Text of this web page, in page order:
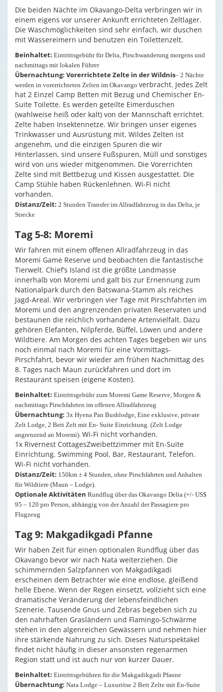
Die beiden Nächte im Okavango-Delta verbringen wir in
einem eigens vor unserer Ankunft errichteten Zeltlager.
Die Waschmöglichkeiten sind sehr einfach, wir duschen
mit Wassereimern und benutzen ein Toilettenzelt.
Beinhaltet: Eintrittsgebühr für Delta, Pirschwanderung morgens und
nachmittags mit lokalen Führer
Übernachtung: Vorerrichtete Zelte in der Wildnis– 2 Nächte
werden in vorerrichteten Zelten im Okavango verbracht. Jedes Zelt
hat 2 Einzel Camp Betten mit Bezug und Chemischer En-
Suite Toilette. Es werden geteilte Eimerduschen
(wahlweise heiß oder kalt) von der Mannschaft errichtet.
Zelte haben Insektennetze. Wir bringen unser eigenes
Trinkwasser und Ausrüstung mit. Wildes Zelten ist
angenehm, und die einzigen Spuren die wir
Hinterlassen, sind unsere Fußspuren, Müll und sonstiges
wird von uns wieder mitgenommen. Die Vorerrichten
Zelte sind mit Bettbezug und Kissen ausgestattet. Die
Camp Stühle haben Rückenlehnen. Wi-Fi nicht
vorhanden.
Distanz/Zeit: 2 Stunden Transfer im Allradfahrzeug in das Delta, je
Strecke
Tag 5-8: Moremi
Wir fahren mit einem offenen Allradfahrzeug in das
Moremi Game Reserve und beobachten die fantastische
Tierwelt. Chief’s Island ist die größte Landmasse
innerhalb von Moremi und galt bis zur Ernennung zum
Nationalpark durch den Batswana-Stamm als reiches
Jagd-Areal. Wir verbringen vier Tage mit Pirschfahrten im
Moremi und den angrenzenden privaten Reservaten und
bestaunen die reichlich vorhandene Artenvielfalt. Dazu
gehören Elefanten, Nilpferde, Büffel, Löwen und andere
Wildtiere. Am Morgen des achten Tages begeben wir uns
noch einmal nach Moremi für eine Vormittags-
Pirschfahrt, bevor wir wieder am frühen Nachmittag des
8. Tages nach Maun zurückfahren und dort im
Restaurant speisen (eigene Kosten).
Beinhaltet: Eintrittsgebühr zum Moremi Game Reserve, Morgen &
nachmittags Pirschfahrten im offenen Allradfahrzeug
Übernachtung: 3x Hyena Pan Bushlodge, Eine exklusive, private
Zelt Lodge, 2 Bett Zelt mit En- Suite Einrichtung. (Zelt Lodge
angrenzend an Moremi). Wi-Fi nicht vorhanden.
1x Rivernest CottagesZweibettzimmer mit En-Suite
Einrichtung. Swimming Pool, Bar, Restaurant, Telefon.
Wi-Fi nicht vorhanden.
Distanz/Zeit: 150km ± 4 Stunden, ohne Pirschfahrten und Anhalten
für Wildtiere (Maun – Lodge).
Optionale Aktivitäten Rundflug über das Okavango Delta (+/- US$
95 – 120 pro Person, abhängig von der Anzahl der Passagiere pro
Flugzeug
Tag 9: Makgadikgadi Pfanne
Wir haben Zeit für einen optionalen Rundflug über das
Okavango bevor wir nach Nata weiterziehen. Die
schimmernden Salzpfannen von Makgadikgadi
erscheinen dem Betrachter wie eine endlose, gleißend
helle Ebene. Wenn der Regen einsetzt, vollzieht sich eine
dramatische Veränderung der lebensfeindlichen
Szenerie. Tausende Gnus und Zebras begeben sich zu
den nahrhaften Grasländern und Flamingo-Schwärme
stehen in den algenreichen Gewässern und nehmen hier
ihre stärkende Nahrung zu sich. Dieses Naturspektakel
findet nicht häufig in dieser ansonsten regenarmen
Region statt und ist auch nur von kurzer Dauer.
Beinhaltet: Eintrittsgebühren für die Makgadikgadi Pfanne
Übernachtung: Nata Lodge – Luxuriöse 2 Bett Zelte mit En-Suite